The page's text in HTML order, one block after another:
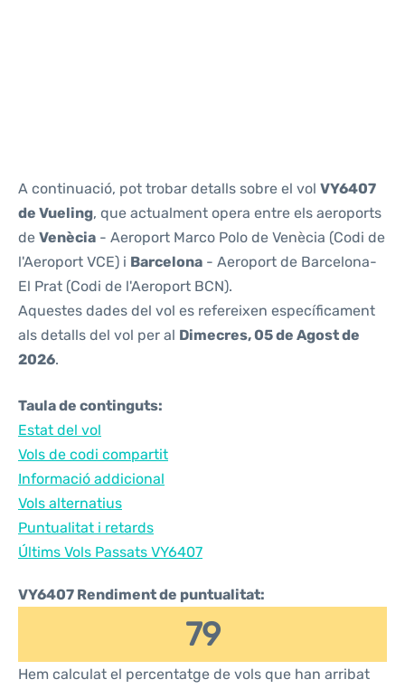
A continuació, pot trobar detalls sobre el vol VY6407
de Vueling, que actualment opera entre els aeroports
de Venècia - Aeroport Marco Polo de Venècia (Codi de
l'Aeroport VCE) i Barcelona - Aeroport de Barcelona-
El Prat (Codi de l'Aeroport BCN).
Aquestes dades del vol es refereixen específicament
als detalls del vol per al Dimecres, 05 de Agost de
2026.
Taula de continguts:
Estat del vol
Vols de codi compartit
Informació addicional
Vols alternatius
Puntualitat i retards
Últims Vols Passats VY6407
VY6407 Rendiment de puntualitat:
79
Hem calculat el percentatge de vols que han arribat